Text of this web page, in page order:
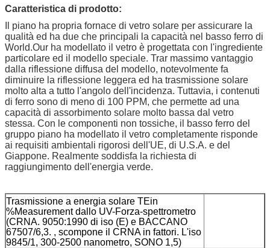
Caratteristica di prodotto:
Il piano ha propria fornace di vetro solare per assicurare la
qualità ed ha due che principali la capacità nel basso ferro di
World.Our ha modellato il vetro è progettata con l'ingrediente
particolare ed il modello speciale. Trar massimo vantaggio
dalla riflessione diffusa del modello, notevolmente fa
diminuire la riflessione leggera ed ha trasmissione solare
molto alta a tutto l'angolo dell'incidenza. Tuttavia, i contenuti
di ferro sono di meno di 100 PPM, che permette ad una
capacità di assorbimento solare molto bassa dal vetro
stessa. Con le componenti non tossiche, il basso ferro del
gruppo piano ha modellato il vetro completamente risponde
ai requisiti ambientali rigorosi dell'UE, di U.S.A. e del
Giappone. Realmente soddisfa la richiesta di
raggiungimento dell'energia verde.
Trasmissione a energia solare TEin
%Measurement dallo UV-Forza-spettrometro
(CRNA. 9050:1990 di iso (E) e BACCANO
67507/6,3. , scompone il CRNA in fattori. L'iso
9845/1, 300-2500 nanometro, SONO 1,5)